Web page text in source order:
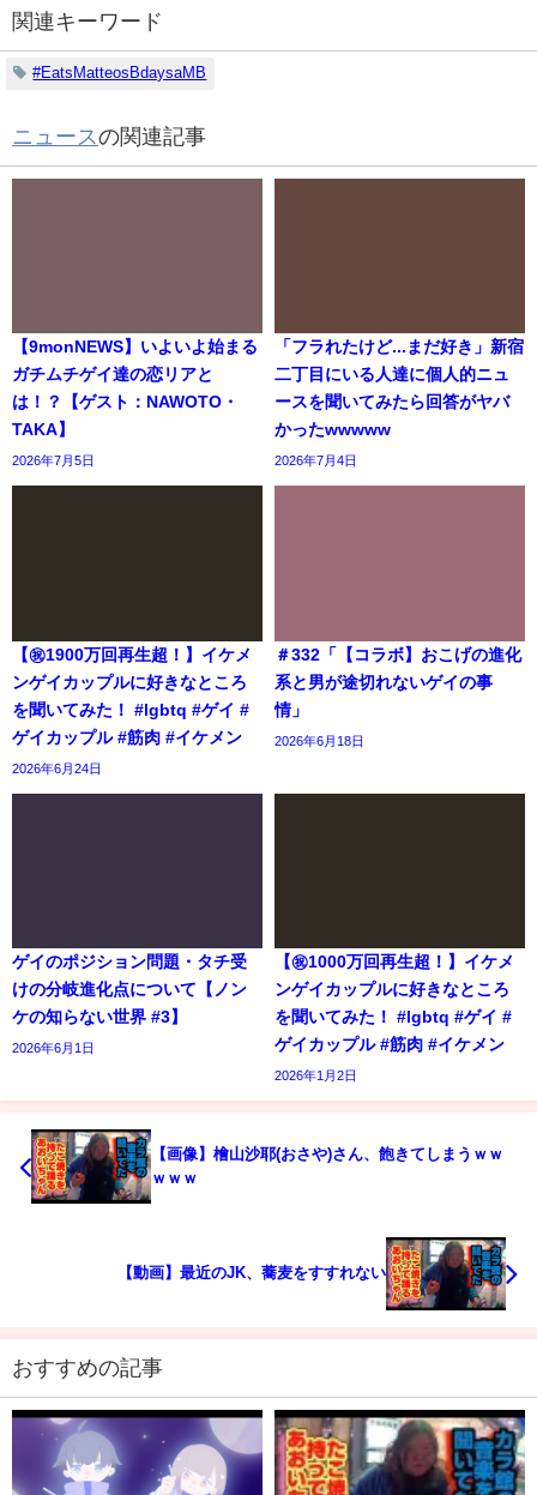
関連キーワード
#EatsMatteosBdaysaMB
ニュースの関連記事
【9monNEWS】いよいよ始まる
ガチムチゲイ達の恋リアと
は！？【ゲスト：NAWOTO・
TAKA】
2026年7月5日
「フラれたけど...まだ好き」新宿
二丁目にいる人達に個人的ニュ
ースを聞いてみたら回答がヤバ
かったwwwww
2026年7月4日
【㊗️1900万回再生超！】イケメ
ンゲイカップルに好きなところ
を聞いてみた！ #lgbtq #ゲイ #
ゲイカップル #筋肉 #イケメン
2026年6月24日
＃332「【コラボ】おこげの進化
系と男が途切れないゲイの事
情」
2026年6月18日
ゲイのポジション問題・タチ受
けの分岐進化点について【ノン
ケの知らない世界 #3】
2026年6月1日
【㊗️1000万回再生超！】イケメ
ンゲイカップルに好きなところ
を聞いてみた！ #lgbtq #ゲイ #
ゲイカップル #筋肉 #イケメン
2026年1月2日
【画像】檜山沙耶(おさや)さん、飽きてしまうｗｗ
ｗｗｗ
【動画】最近のJK、蕎麦をすすれない
おすすめの記事